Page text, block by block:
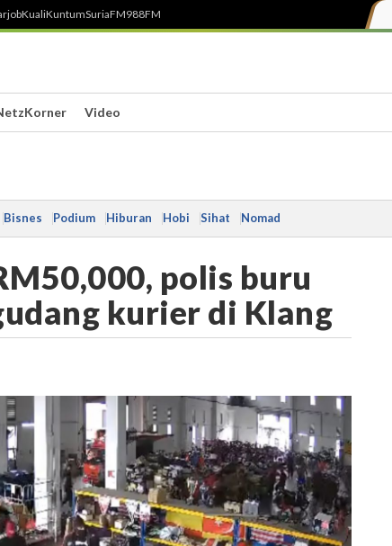
KualiKuntumSuriaFM988FM
Video
Bisnes Podium Hiburan Hobi Sihat Nomad
polis buru
kurier di Klang